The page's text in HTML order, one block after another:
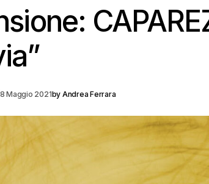
8 Maggio 2021by Andrea Ferrara